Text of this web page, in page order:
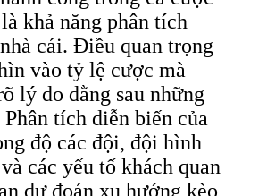
khả năng phân tích
cái. Điều quan trọng
vào tỷ lệ cược mà
lý do đằng sau những
tích diễn biến của
độ các đội, đội hình
các yếu tố khách quan
dự đoán xu hướng kèo